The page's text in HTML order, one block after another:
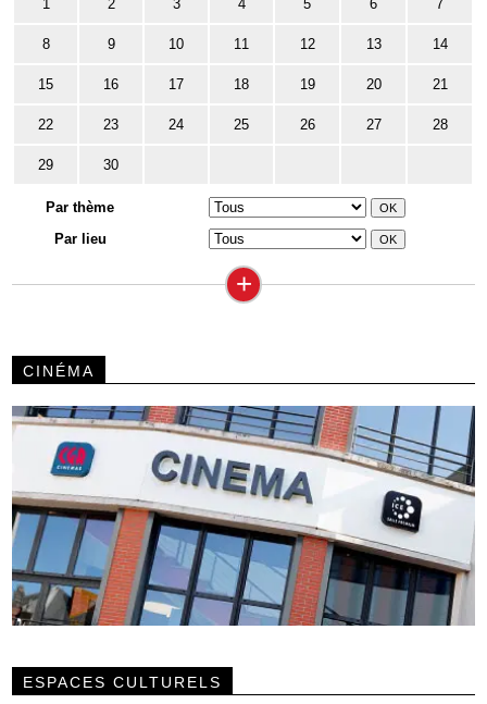
1 2 3 4 5 6 7
8 9 10 11 12 13 14
15 16 17 18 19 20 21
22 23 24 25 26 27 28
29 30
Par thème
Par lieu
+
CINÉMA
ESPACES CULTURELS